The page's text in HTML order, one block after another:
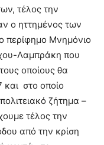
τέλος την
ο ηττημένος των
περίφημο Μνημόνιο
Λαμπράκη που
οποίους θα
και στο οποίο
ζήτημα –
τέλος την
από την κρίση